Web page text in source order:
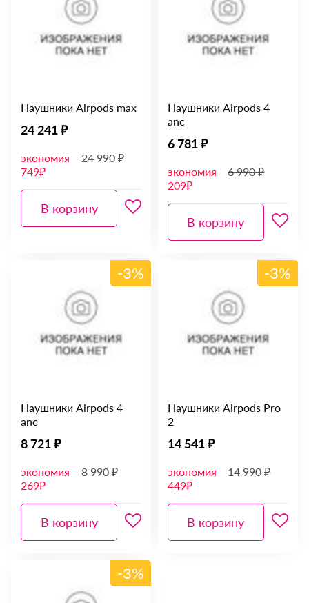
Наушники Airpods max
24 241 ₽
экономия
749₽
24 990 ₽
В корзину
Наушники Airpods 4
anc
6 781 ₽
экономия
209₽
6 990 ₽
В корзину
-3%
Наушники Airpods 4
anc
8 721 ₽
экономия
269₽
8 990 ₽
В корзину
-3%
Наушники Airpods Pro
2
14 541 ₽
экономия
449₽
14 990 ₽
В корзину
-3%